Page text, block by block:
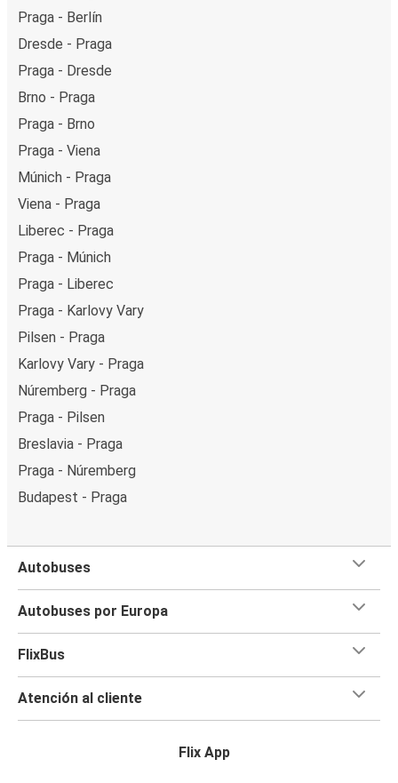
Praga - Berlín
Dresde - Praga
Praga - Dresde
Brno - Praga
Praga - Brno
Praga - Viena
Múnich - Praga
Viena - Praga
Liberec - Praga
Praga - Múnich
Praga - Liberec
Praga - Karlovy Vary
Pilsen - Praga
Karlovy Vary - Praga
Núremberg - Praga
Praga - Pilsen
Breslavia - Praga
Praga - Núremberg
Budapest - Praga
Autobuses
Autobuses por Europa
FlixBus
Atención al cliente
Flix App